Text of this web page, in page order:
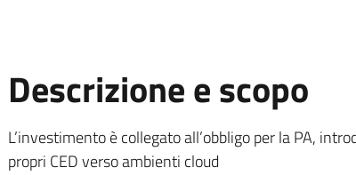
Descrizione e scopo
L’investimento è collegato all’obbligo per la PA,
propri CED verso ambienti cloud